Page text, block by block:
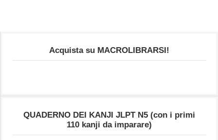
Acquista su MACROLIBRARSI!
QUADERNO DEI KANJI JLPT N5 (con i primi
110 kanji da imparare)